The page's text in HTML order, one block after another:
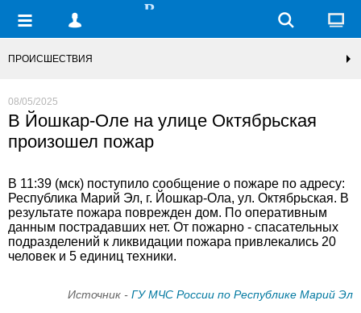
ПРОИСШЕСТВИЯ
08/05/2025
В Йошкар-Оле на улице Октябрьская
произошел пожар
В 11:39 (мск) поступило сообщение о пожаре по адресу:
Республика Марий Эл, г. Йошкар-Ола, ул. Октябрьская. В
результате пожара поврежден дом. По оперативным
данным пострадавших нет. От пожарно - спасательных
подразделений к ликвидации пожара привлекались 20
человек и 5 единиц техники.
Источник - ГУ МЧС России по Республике Марий Эл